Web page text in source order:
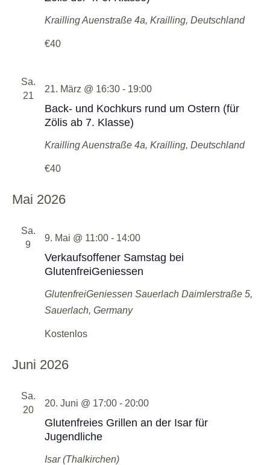
KraillingAuenstraße 4a, Krailling, Deutschland
€40
Sa.
21
Back- und Kochkurs rund um Ostern (für
Zölis ab 7. Klasse)
21. März @ 16:30- 19:00
KraillingAuenstraße 4a, Krailling, Deutschland
€40
Mai 2026
Sa.
9
Verkaufsoffener Samstag bei
GlutenfreiGeniessen
9. Mai @ 11:00- 14:00
GlutenfreiGeniessen Sauerlach Daimlerstraße 5,
Sauerlach, Germany
Kostenlos
Juni 2026
Sa.
20
Glutenfreies Grillen an der Isar für
Jugendliche
20. Juni @ 17:00- 20:00
Isar (Thalkirchen)